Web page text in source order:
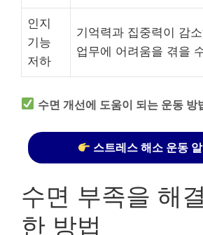
인지
기능
저하
기억력과 집중력이 감
업무에 어려움을 겪을
수면 개선에 도움이 되는 운동 방
스트레스 해소 운동 알
수면 부족을 해
한 방법